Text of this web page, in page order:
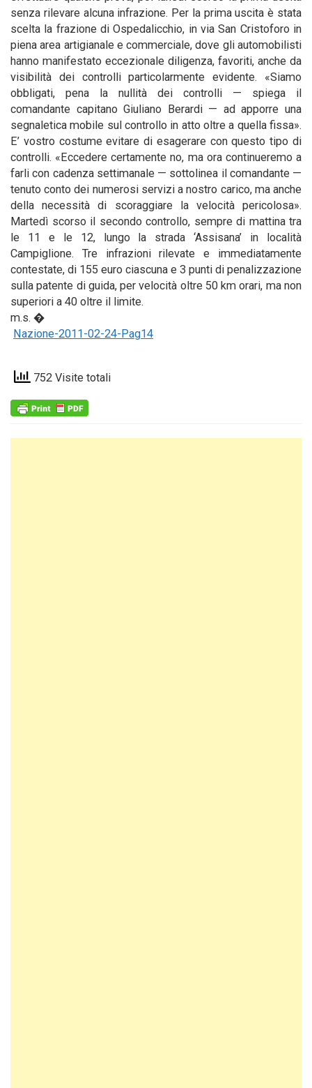
senza rilevare alcuna infrazione. Per la prima uscita è stata
scelta la frazione di Ospedalicchio, in via San Cristoforo in
piena area artigianale e commerciale, dove gli automobilisti
hanno manifestato eccezionale diligenza, favoriti, anche da
visibilità dei controlli particolarmente evidente. «Siamo
obbligati, pena la nullità dei controlli — spiega il
comandante capitano Giuliano Berardi — ad apporre una
segnaletica mobile sul controllo in atto oltre a quella fissa».
E’ vostro costume evitare di esagerare con questo tipo di
controlli. «Eccedere certamente no, ma ora continueremo a
farli con cadenza settimanale — sottolinea il comandante —
tenuto conto dei numerosi servizi a nostro carico, ma anche
della necessità di scoraggiare la velocità pericolosa».
Martedì scorso il secondo controllo, sempre di mattina tra
le 11 e le 12, lungo la strada ‘Assisana’ in località
Campiglione. Tre infrazioni rilevate e immediatamente
contestate, di 155 euro ciascuna e 3 punti di penalizzazione
sulla patente di guida, per velocità oltre 50 km orari, ma non
superiori a 40 oltre il limite.
m.s. �
Nazione-2011-02-24-Pag14
752 Visite totali